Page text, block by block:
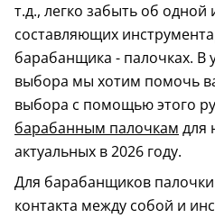
т.д., легко забыть об
составляющих
барабанщика - палочках. В
выбора мы хотим помочь
выбора с помощью этого
барабанным палочкам для
актуальных в 2026 году.
Для барабанщиков
контакта между собой и